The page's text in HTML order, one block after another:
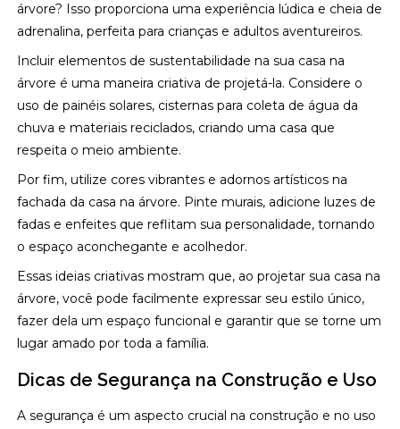
árvore? Isso proporciona uma experiência lúdica e cheia de
adrenalina, perfeita para crianças e adultos aventureiros.
Incluir elementos de sustentabilidade na sua casa na
árvore é uma maneira criativa de projetá-la. Considere o
uso de painéis solares, cisternas para coleta de água da
chuva e materiais reciclados, criando uma casa que
respeita o meio ambiente.
Por fim, utilize cores vibrantes e adornos artísticos na
fachada da casa na árvore. Pinte murais, adicione luzes de
fadas e enfeites que reflitam sua personalidade, tornando
o espaço aconchegante e acolhedor.
Essas ideias criativas mostram que, ao projetar sua casa na
árvore, você pode facilmente expressar seu estilo único,
fazer dela um espaço funcional e garantir que se torne um
lugar amado por toda a família.
Dicas de Segurança na Construção e Uso
A segurança é um aspecto crucial na construção e no uso